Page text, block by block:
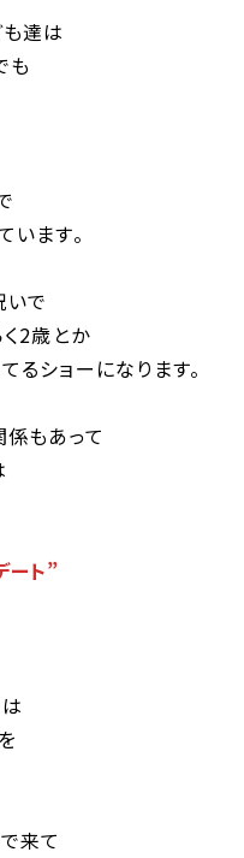
も達は
も
います。
いで
2歳とか
るショーになります。
係もあって
ート”
来て